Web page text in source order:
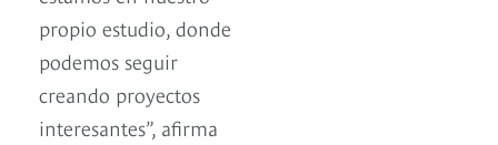
propio estudio, donde
podemos seguir
creando proyectos
interesantes”, afirma